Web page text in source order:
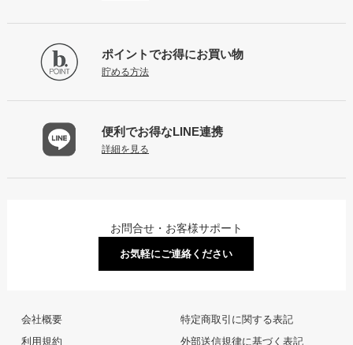
ポイントでお得にお買い物
貯める方法
便利でお得なLINE連携
詳細を見る
お問合せ・お客様サポート
お気軽にご連絡ください
会社概要
特定商取引に関する表記
利用規約
外部送信規律に基づく表記